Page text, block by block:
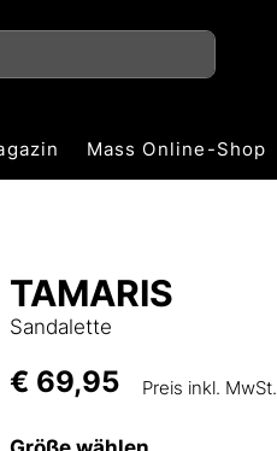
Mass Online-Shop
TAMARIS
Sandalette
€ 69,95 Preis inkl. MwSt.